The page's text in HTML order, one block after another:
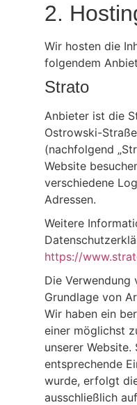
2.
Wir hosten die
folgendem
Strato
Anbieter ist die
Ostrowski-
(nachfolgend
Website
verschiedene
Adressen.
Weitere
https://
Die
Grundlage von
Wir haben ein
einer möglichst
unserer Website.
entsprechende
wurde, erfolgt
ausschließlich